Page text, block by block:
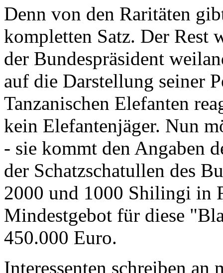
Denn von den Raritäten
kompletten Satz. Der Rest
der Bundespräsident
auf die Darstellung seiner
Tanzanischen Elefanten
kein Elefantenjäger. Nun
- sie kommt den Angaben
der Schatzschatullen des
2000 und 1000 Shilingi in
Mindestgebot für diese
450.000 Euro.
Interessenten schreiben